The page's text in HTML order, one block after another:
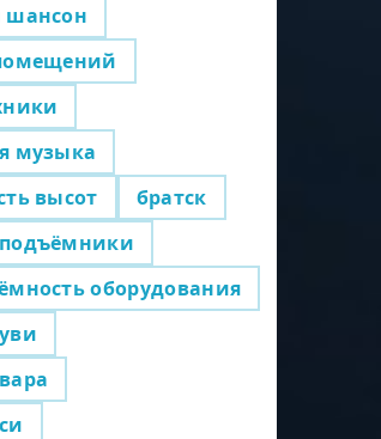
шансон
музыка
высот
братск
оборудования